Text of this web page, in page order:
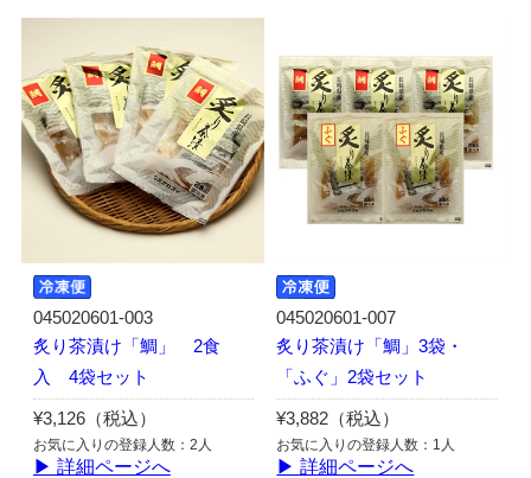
045020601-003
炙り茶漬け「鯛」 2食
入 4袋セット
¥3,126（税込）
お気に入りの登録人数：2人
▶ 詳細ページへ
045020601-007
炙り茶漬け「鯛」3袋・
「ふぐ」2袋セット
¥3,882（税込）
お気に入りの登録人数：1人
▶ 詳細ページへ